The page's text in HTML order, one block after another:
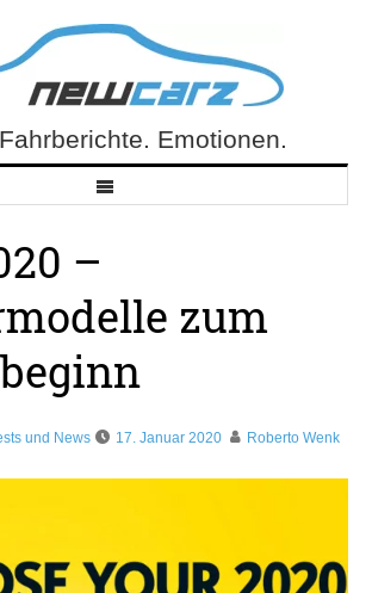
Emotionen.
–
zum
und News 17. Januar 2020 Roberto Wenk